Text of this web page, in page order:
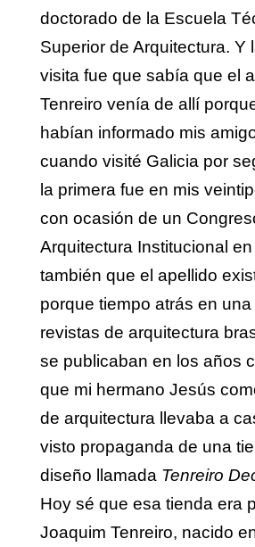
doctorado de la Escuela
Superior de Arquitectura. Y
visita fue que sabía que el
Tenreiro venía de allí
habían informado mis
cuando visité Galicia por
la primera fue en mis
con ocasión de un
Arquitectura Institucional
también que el apellido
porque tiempo atrás en una
revistas de arquitectura
se publicaban en los años
que mi hermano Jesús
de arquitectura llevaba a
visto propaganda de una
diseño llamada Tenreiro
Hoy sé que esa tienda era
Joaquim Tenreiro, nacido